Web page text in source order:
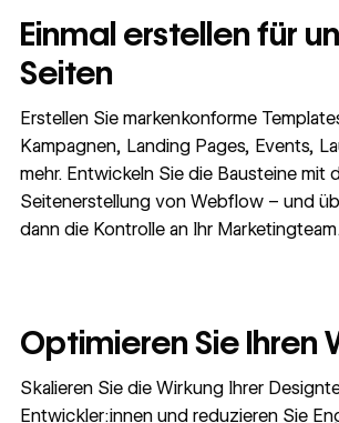
Einmal erstellen für
Seiten
Erstellen Sie markenkonforme
Kampagnen, Landing Pages, Events,
mehr. Entwickeln Sie die Bausteine mit
Seitenerstellung von Webflow – und
dann die Kontrolle an Ihr
Optimieren Sie Ihren
Skalieren Sie die Wirkung Ihrer
Entwickler:innen und reduzieren Sie